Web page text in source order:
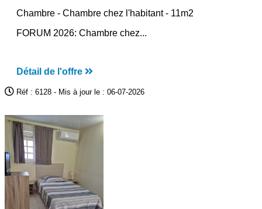
Chambre - Chambre chez l'habitant- 11m2
FORUM 2026: Chambre chez...
Détail de l'offre
Réf : 6128 - Mis à jour le : 06-07-2026